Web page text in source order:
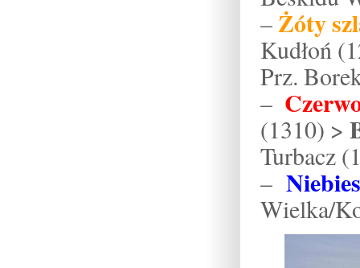
–Żóty
Kudłoń
Prz.
–
(1310) >
Turbacz
–
Wielka/